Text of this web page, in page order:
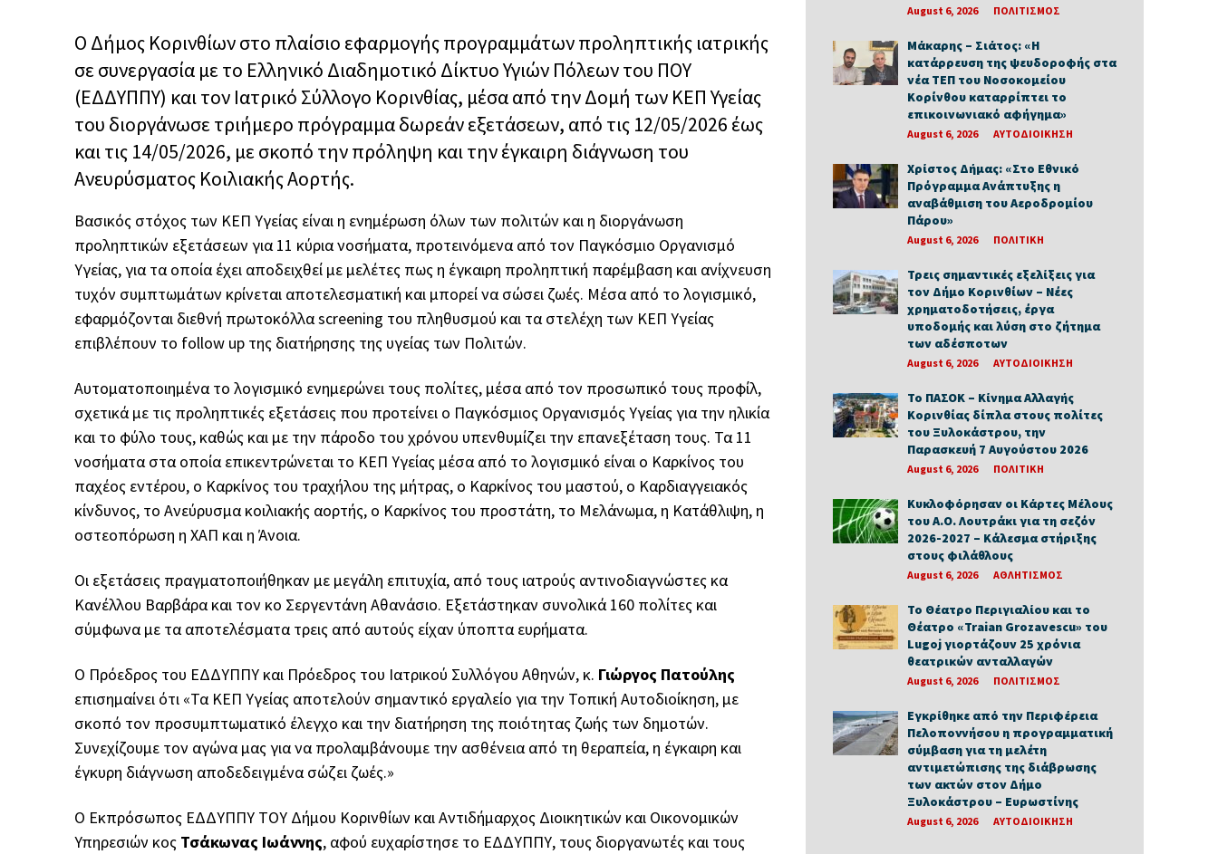
O Δήμος Κορινθίων στο πλαίσιο εφαρμογής προγραμμάτων προληπτικής ιατρικής
σε συνεργασία με το Ελληνικό Διαδημοτικό Δίκτυο Υγιών Πόλεων του ΠΟΥ
(ΕΔΔΥΠΠΥ) και τον Ιατρικό Σύλλογο Κορινθίας, μέσα από την Δομή των ΚΕΠ Υγείας
του διοργάνωσε τριήμερο πρόγραμμα δωρεάν εξετάσεων, από τις 12/05/2026 έως
και τις 14/05/2026, με σκοπό την πρόληψη και την έγκαιρη διάγνωση του
Ανευρύσματος Κοιλιακής Αορτής.
Βασικός στόχος των ΚΕΠ Υγείας είναι η ενημέρωση όλων των πολιτών και η διοργάνωση
προληπτικών εξετάσεων για 11 κύρια νοσήματα, προτεινόμενα από τον Παγκόσμιο Οργανισμό
Υγείας, για τα οποία έχει αποδειχθεί με μελέτες πως η έγκαιρη προληπτική παρέμβαση και ανίχνευση
τυχόν συμπτωμάτων κρίνεται αποτελεσματική και μπορεί να σώσει ζωές. Μέσα από το λογισμικό,
εφαρμόζονται διεθνή πρωτοκόλλα screening του πληθυσμού και τα στελέχη των ΚΕΠ Υγείας
επιβλέπουν το follow up της διατήρησης της υγείας των Πολιτών.
Αυτοματοποιημένα το λογισμικό ενημερώνει τους πολίτες, μέσα από τον προσωπικό τους προφίλ,
σχετικά με τις προληπτικές εξετάσεις που προτείνει ο Παγκόσμιος Οργανισμός Υγείας για την ηλικία
και το φύλο τους, καθώς και με την πάροδο του χρόνου υπενθυμίζει την επανεξέταση τους. Τα 11
νοσήματα στα οποία επικεντρώνεται το ΚΕΠ Υγείας μέσα από το λογισμικό είναι ο Καρκίνος του
παχέος εντέρου, ο Καρκίνος του τραχήλου της μήτρας, ο Καρκίνος του μαστού, ο Καρδιαγγειακός
κίνδυνος, το Ανεύρυσμα κοιλιακής αορτής, ο Καρκίνος του προστάτη, το Μελάνωμα, η Κατάθλιψη, η
οστεοπόρωση η ΧΑΠ και η Άνοια.
Οι εξετάσεις πραγματοποιήθηκαν με μεγάλη επιτυχία, από τους ιατρούς αντινοδιαγνώστες κα
Κανέλλου Βαρβάρα και τον κο Σεργεντάνη Αθανάσιο. Εξετάστηκαν συνολικά 160 πολίτες και
σύμφωνα με τα αποτελέσματα τρεις από αυτούς είχαν ύποπτα ευρήματα.
O Πρόεδρος του ΕΔΔΥΠΠΥ και Πρόεδρος του Ιατρικού Συλλόγου Αθηνών, κ. Γιώργος Πατούλης
επισημαίνει ότι «Τα ΚΕΠ Υγείας αποτελούν σημαντικό εργαλείο για την Τοπική Αυτοδιοίκηση, με
σκοπό τον προσυμπτωματικό έλεγχο και την διατήρηση της ποιότητας ζωής των δημοτών.
Συνεχίζουμε τον αγώνα μας για να προλαμβάνουμε την ασθένεια από τη θεραπεία, η έγκαιρη και
έγκυρη διάγνωση αποδεδειγμένα σώζει ζωές.»
Ο Εκπρόσωπος ΕΔΔΥΠΠΥ ΤΟΥ Δήμου Κορινθίων και Αντιδήμαρχος Διοικητικών και Οικονομικών
Υπηρεσιών κος Τσάκωνας Ιωάννης, αφού ευχαρίστησε το ΕΔΔΥΠΠΥ, τους διοργανωτές και τους
August 6, 2026 ΠΟΛΙΤΙΣΜΟΣ
Μάκαρης – Σιάτος: «Η
κατάρρευση της ψευδοροφής στα
νέα ΤΕΠ του Νοσοκομείου
Κορίνθου καταρρίπτει το
επικοινωνιακό αφήγημα»
August 6, 2026 ΑΥΤΟΔΙΟΙΚΗΣΗ
Χρίστος Δήμας: «Στο Εθνικό
Πρόγραμμα Ανάπτυξης η
αναβάθμιση του Αεροδρομίου
Πάρου»
August 6, 2026 ΠΟΛΙΤΙΚΗ
Τρεις σημαντικές εξελίξεις για
τον Δήμο Κορινθίων – Νέες
χρηματοδοτήσεις, έργα
υποδομής και λύση στο ζήτημα
των αδέσποτων
August 6, 2026 ΑΥΤΟΔΙΟΙΚΗΣΗ
Το ΠΑΣΟΚ – Κίνημα Αλλαγής
Κορινθίας δίπλα στους πολίτες
του Ξυλοκάστρου, την
Παρασκευή 7 Αυγούστου 2026
August 6, 2026 ΠΟΛΙΤΙΚΗ
Κυκλοφόρησαν οι Κάρτες Μέλους
του Α.Ο. Λουτράκι για τη σεζόν
2026-2027 – Κάλεσμα στήριξης
στους φιλάθλους
August 6, 2026 ΑΘΛΗΤΙΣΜΟΣ
Το Θέατρο Περιγιαλίου και το
Θέατρο «Traian Grozavescu» του
Lugoj γιορτάζουν 25 χρόνια
θεατρικών ανταλλαγών
August 6, 2026 ΠΟΛΙΤΙΣΜΟΣ
Εγκρίθηκε από την Περιφέρεια
Πελοποννήσου η προγραμματική
σύμβαση για τη μελέτη
αντιμετώπισης της διάβρωσης
των ακτών στον Δήμο
Ξυλοκάστρου – Ευρωστίνης
August 6, 2026 ΑΥΤΟΔΙΟΙΚΗΣΗ